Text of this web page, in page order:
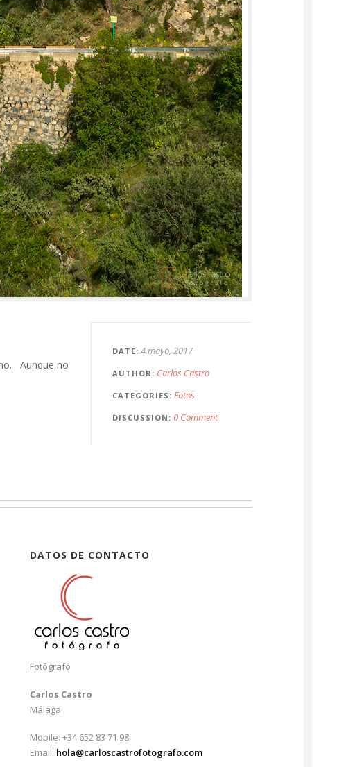
DATE 4 mayo, 2017
AUTHOR Carlos Castro
CATEGORIES Fotos
DISCUSSION 0 Comment
Aunque no
DATOS DE CONTACTO
Fotógrafo
Carlos Castro
Málaga
Mobile: +34 652 83 71 98
Email: hola@carloscastrofotografo.com